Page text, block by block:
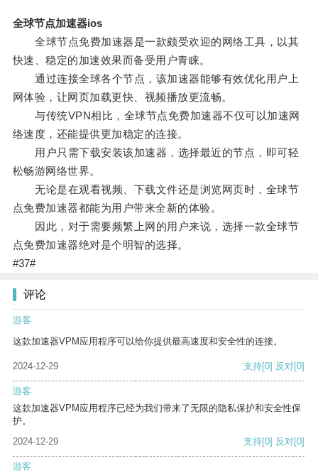
全球节点加速器ios
全球节点免费加速器是一款颇受欢迎的网络工具，以其
快速、稳定的加速效果而备受用户青睐。
通过连接全球各个节点，该加速器能够有效优化用户上
网体验，让网页加载更快、视频播放更流畅。
与传统VPN相比，全球节点免费加速器不仅可以加速网
络速度，还能提供更加稳定的连接。
用户只需下载安装该加速器，选择最近的节点，即可轻
松畅游网络世界。
无论是在观看视频、下载文件还是浏览网页时，全球节
点免费加速器都能为用户带来全新的体验。
因此，对于需要频繁上网的用户来说，选择一款全球节
点免费加速器绝对是个明智的选择。
#37#
评论
游客
这款加速器VPM应用程序可以给你提供最高速度和安全性的连接。
2024-12-29 支持[0] 反对[0]
游客
这款加速器VPM应用程序已经为我们带来了无限的隐私保护和安全性保
护。
2024-12-29
支持[0] 反对[0]
游客